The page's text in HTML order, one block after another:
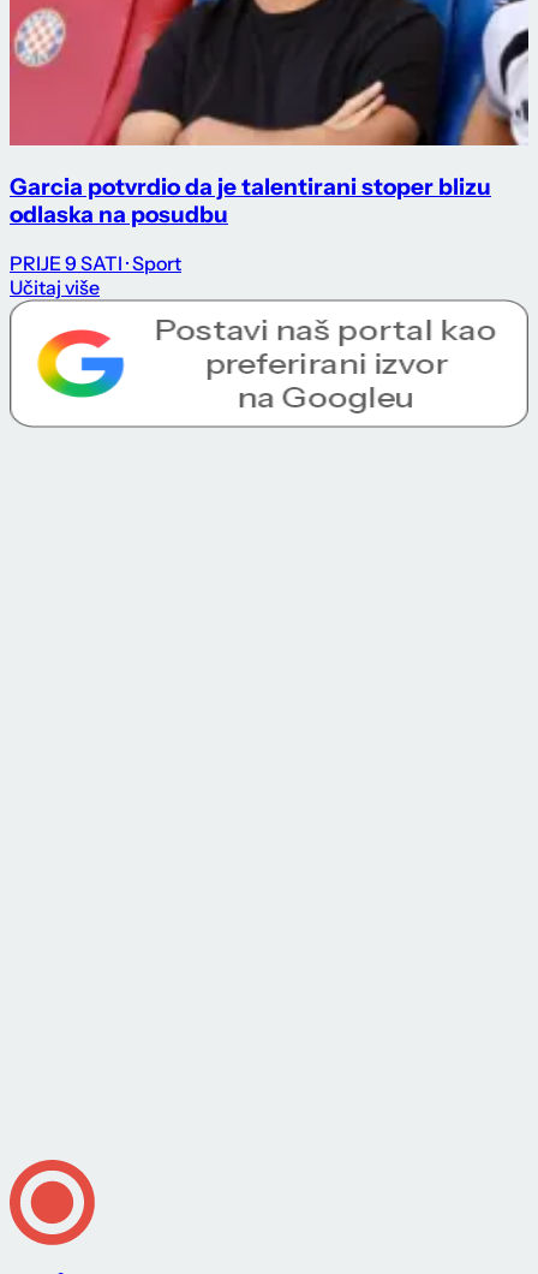
Garcia potvrdio da je talentirani stoper blizu
odlaska na posudbu
PRIJE 9 SATI · Sport
Učitaj više